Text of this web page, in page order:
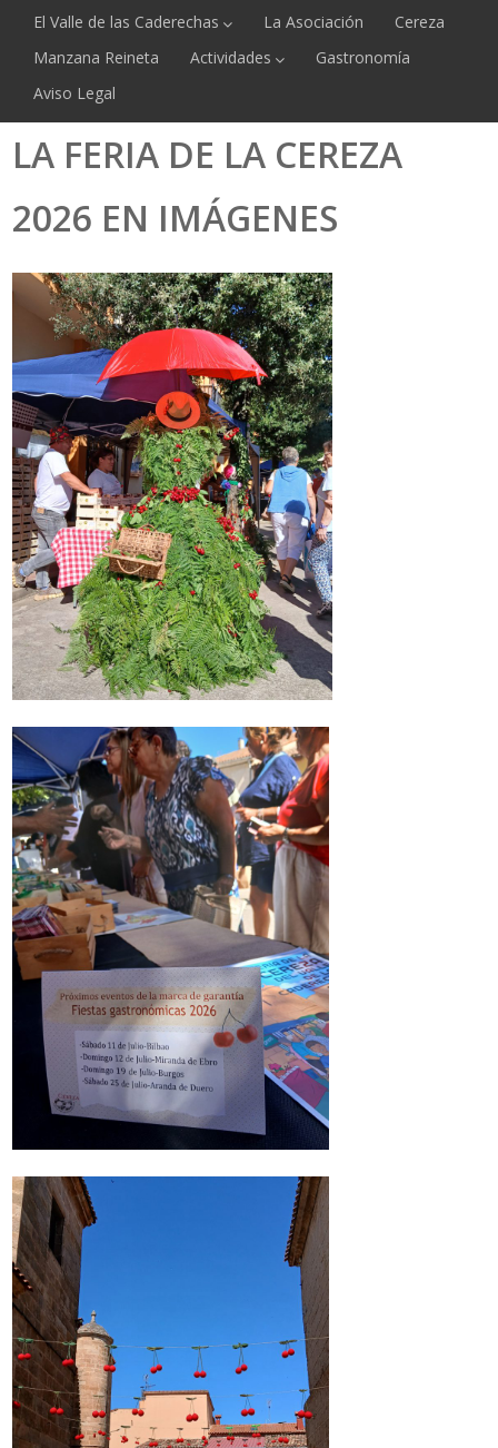
El Valle de las Caderechas La Asociación
Cereza
Manzana Reineta
Actividades
Gastronomía
Aviso Legal
LA FERIA DE LA CEREZA
2026 EN IMÁGENES